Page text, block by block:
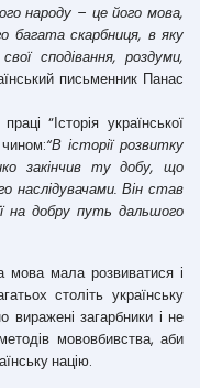
народу – це його мова,
багата скарбниця, в яку
сподівання, роздуми,
письменник Панас
“Історія української
“В історії розвитку
закінчив ту добу, що
наслідувачами. Він став
на добру путь дальшого
мала розвиватися і
століть українську
виражені загарбники і не
мововбивства, аби
націю.